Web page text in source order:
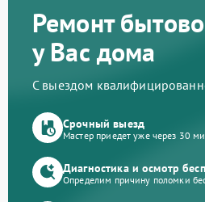
Ремонт
у Вас дома
С выездом
Срочный выезд
Мастер приедет уже через 30
Диагностика и осмотр
Определим причину поломки